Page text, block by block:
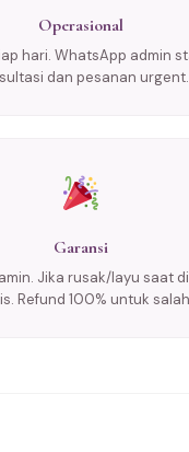
Operasional
hari. WhatsApp admin
dan pesanan urgent.
Garansi
Jika rusak/layu saat
Refund 100% untuk